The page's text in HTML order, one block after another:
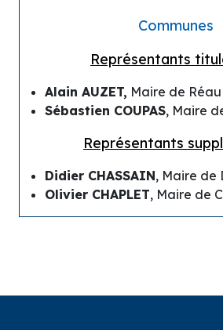
Communes
Représentants
Alain AUZET, Maire de Réau
Sébastien COUPAS, Maire
Représentants
Didier CHASSAIN, Maire de
Olivier CHAPLET, Maire de